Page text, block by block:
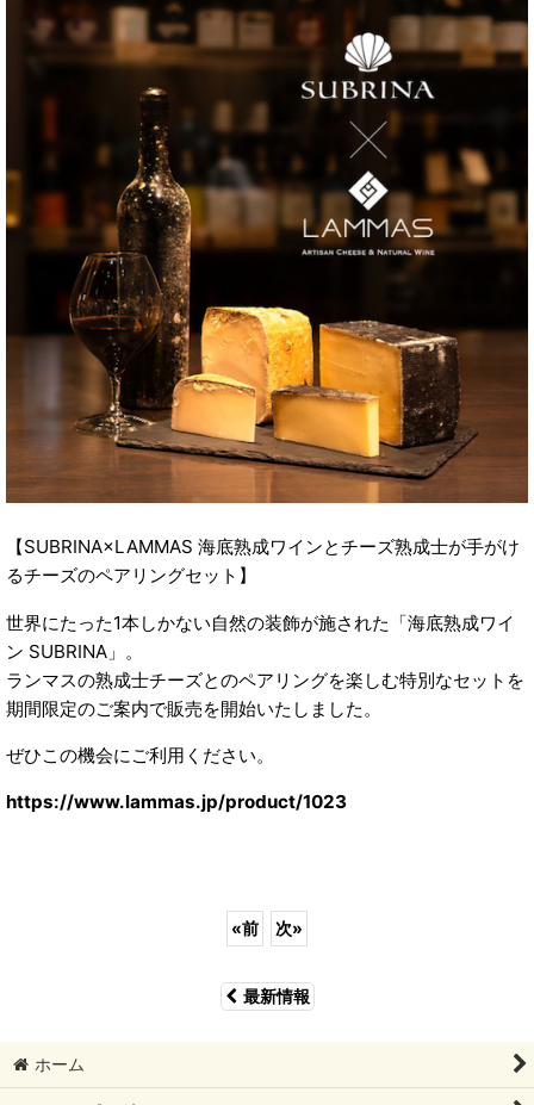
【SUBRINA×LAMMAS 海底熟成ワインとチーズ熟成士が手がけ
るチーズのペアリングセット】
世界にたった1本しかない自然の装飾が施された「海底熟成ワイ
ン SUBRINA」。
ランマスの熟成士チーズとのペアリングを楽しむ特別なセットを
期間限定のご案内で販売を開始いたしました。
ぜひこの機会にご利用ください。
https://www.lammas.jp/product/1023
«前 次»
最新情報
ホーム